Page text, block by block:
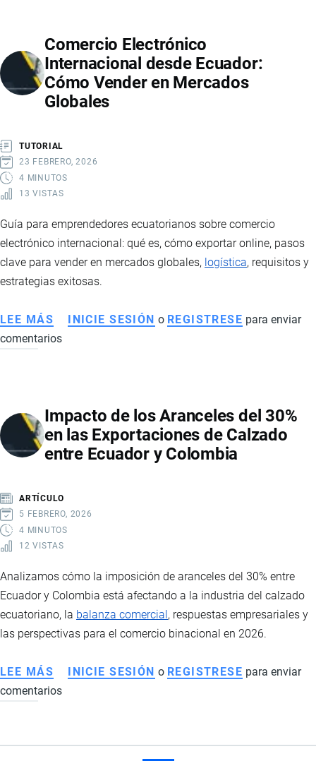
DESDE
ECUADOR
A
CANADÁ
Comercio Electrónico
Internacional desde Ecuador:
Cómo Vender en Mercados
Globales
TUTORIAL
23 FEBRERO, 2026
4 MINUTOS
13 VISTAS
Guía para emprendedores ecuatorianos sobre comercio
electrónico internacional: qué es, cómo exportar online, pasos
clave para vender en mercados globales, logística, requisitos y
estrategias exitosas.
LEE MÁS SOBRE
COMERCIO
ECUADOR:
CÓMO
VENDER
GLOBALES
INICIE SESIÓN o REGISTRESE para enviar
comentarios
Impacto de los Aranceles del 30%
en las Exportaciones de Calzado
entre Ecuador y Colombia
ARTÍCULO
5 FEBRERO, 2026
4 MINUTOS
12 VISTAS
Analizamos cómo la imposición de aranceles del 30% entre
Ecuador y Colombia está afectando a la industria del calzado
ecuatoriano, la balanza comercial, respuestas empresariales y
las perspectivas para el comercio binacional en 2026.
LEE MÁS SOBRE
IMPACTO
ARANCELES
INICIE SESIÓN o REGISTRESE para enviar
comentarios